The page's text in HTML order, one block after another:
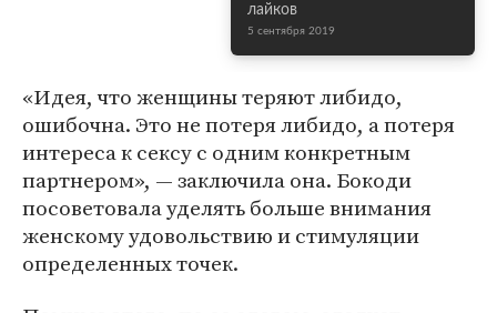
лайков
5 сентября 2019
«Идея, что женщины теряют либидо,
ошибочна. Это не потеря либидо, а потеря
интереса к сексу с одним конкретным
партнером», — заключила она. Бокоди
посоветовала уделять больше внимания
женскому удовольствию и стимуляции
определенных точек.